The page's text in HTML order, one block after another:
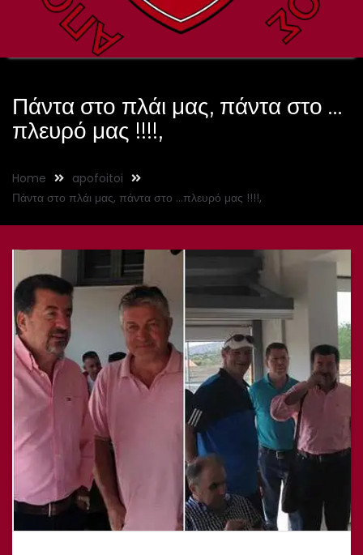
Πάντα στο πλάι μας, πάντα στο …
πλευρό μας !!!!,
Home
apofoitoi
Πάντα στο πλάι μας, πάντα στο …πλευρό μας !!!!,